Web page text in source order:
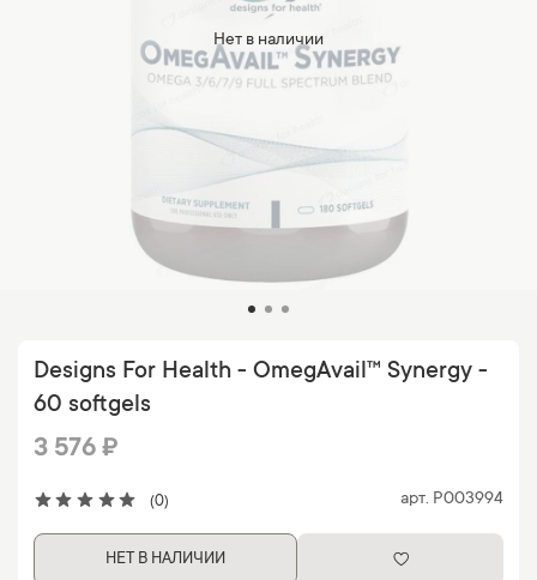
Нет в наличии
(0) арт. P003994
Designs For Health - OmegAvail™ Synergy -
60 softgels
3 576 ₽
НЕТ В НАЛИЧИИ